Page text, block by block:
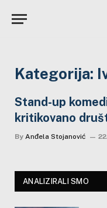
Kategorija:
Stand-up
kritikovano
By Anđela Stojanović
ANALIZIRALI SMO